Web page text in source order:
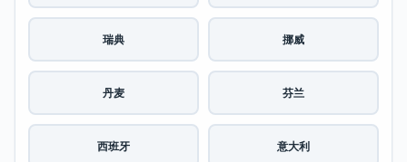
瑞典 挪威
丹麦 芬兰
西班牙 意大利